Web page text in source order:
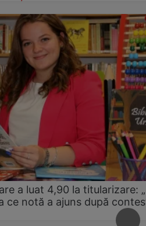
a luat 4,90 la titularizare:
ce notă a ajuns după